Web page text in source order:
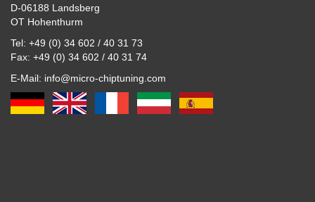
D-06188 Landsberg
OT Hohenthurm
Tel: +49 (0) 34 602 / 40 31 73
Fax: +49 (0) 34 602 / 40 31 74
E-Mail: info@micro-chiptuning.com